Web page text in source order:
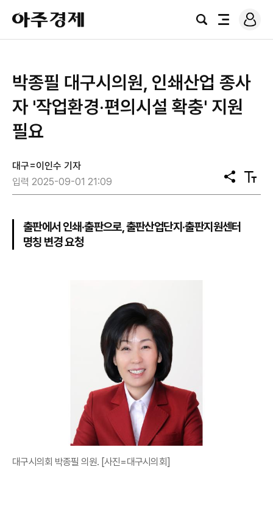
아
주
경
검
전
로
그
박종필 대구시의원, 인쇄산업 종사
자 '작업환경‧편의시설 확충' 지원
필요
대구=이인수 기자
입력 2025-09-01 21:09
공
유
텍
스
출판에서 인쇄·출판으로, 출판산업단지·출판지원센터
명칭 변경 요청
대구시의회 박종필 의원. [사진=대구시의회]